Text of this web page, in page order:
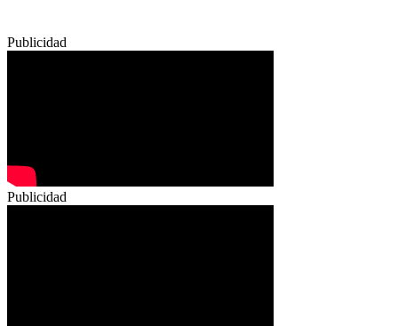
Publicidad
Publicidad